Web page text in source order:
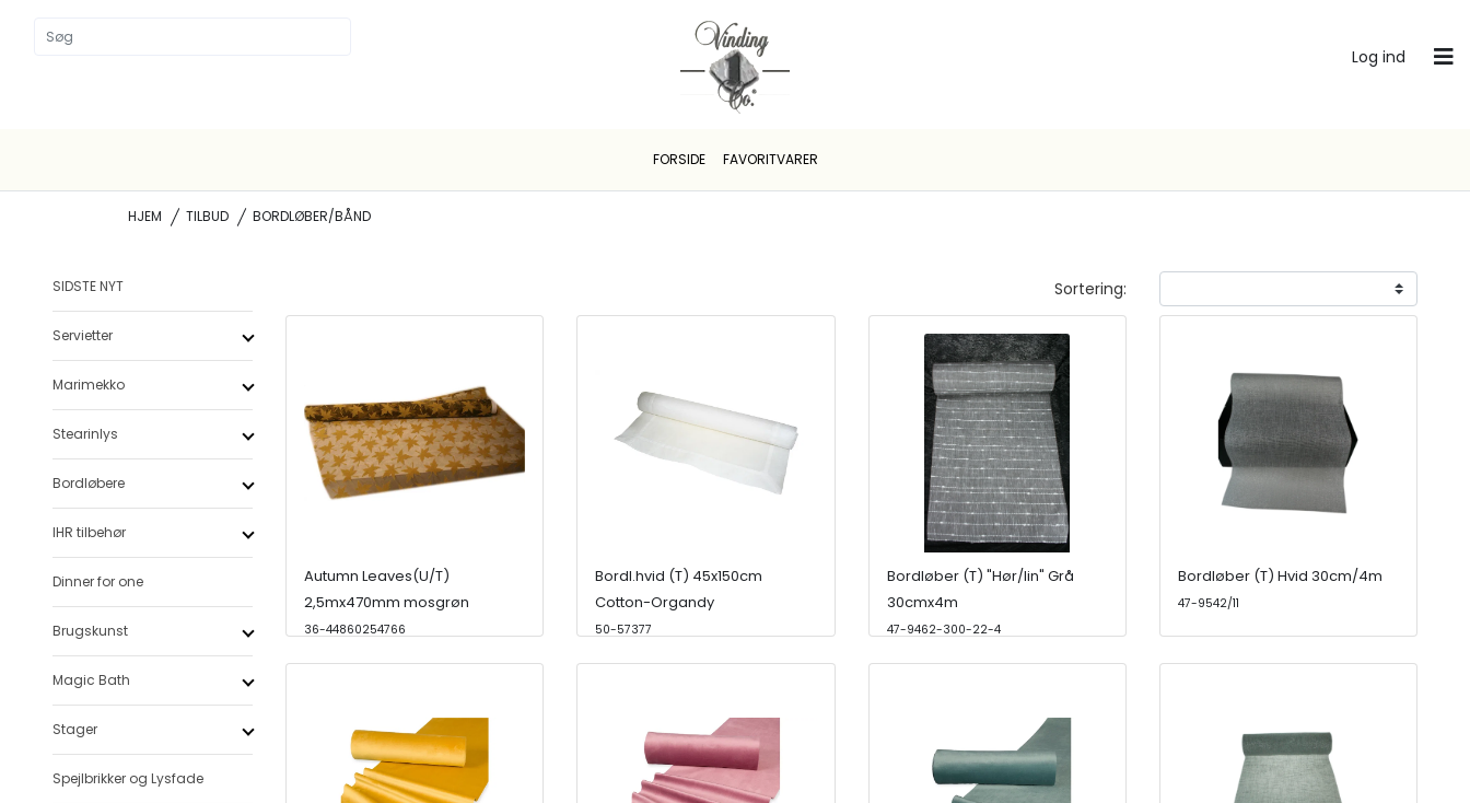
Log ind
FORSIDE FAVORITVARER
HJEM TILBUD BORDLØBER/BÅND
SIDSTE NYT
Servietter
Marimekko
Stearinlys
Bordløbere
IHR tilbehør
Dinner for one
Brugskunst
Magic Bath
Stager
Spejlbrikker og Lysfade
Sortering:
Autumn Leaves(U/T)
2,5mx470mm mosgrøn
36-44860254766
Bordl.hvid (T) 45x150cm
Cotton-Organdy
50-57377
Bordløber (T) "Hør/lin" Grå
30cmx4m
47-9462-300-22-4
Bordløber (T) Hvid 30cm/4m
47-9542/11